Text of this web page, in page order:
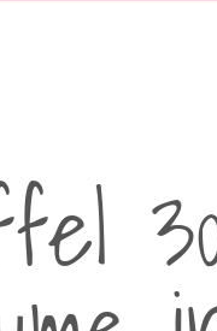
-sprudler
und
Badezimmer-